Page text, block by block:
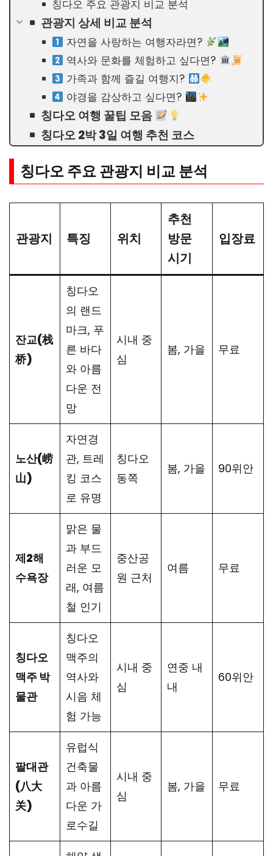
칭다오 주요 관광지 비교 분석
관광지 상세 비교 분석
자연을 사랑하는 여행자라면?
역사와 문화를 체험하고 싶다면?
가족과 함께 즐길 여행지?
야경을 감상하고 싶다면?
칭다오 여행 꿀팁 모음
칭다오 2박 3일 여행 추천 코스
칭다오 주요 관광지 비교 분석
관광지 특징 위치
추천
방문
시기
입장료
잔교(栈
桥)
칭다오
의 랜드
마크, 푸
른 바다
와 아름
다운 전
망
시내 중
심
봄, 가을 무료
노산(崂
山)
자연경
관, 트레
킹 코스
로 유명
칭다오
동쪽
봄, 가을 90위안
제2해
수욕장
맑은 물
과 부드
러운 모
래, 여름
철 인기
중산공
원 근처
여름 무료
칭다오
맥주 박
물관
칭다오
맥주의
역사와
시음 체
험 가능
시내 중
심
연중 내
내
60위안
팔대관
(八大
关)
유럽식
건축물
과 아름
다운 가
로수길
시내 중
심
봄, 가을 무료